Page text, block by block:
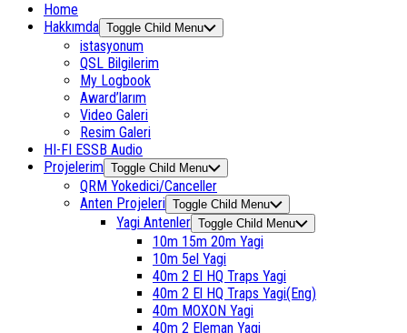
Home
Hakkımda Toggle Child Menu
istasyonum
QSL Bilgilerim
My Logbook
Award’larım
Video Galeri
Resim Galeri
HI-FI ESSB Audio
Projelerim Toggle Child Menu
QRM Yokedici/Canceller
Anten Projeleri Toggle Child Menu
Yagi Antenler Toggle Child Menu
10m 15m 20m Yagi
10m 5el Yagi
40m 2 El HQ Traps Yagi
40m 2 El HQ Traps Yagi(Eng)
40m MOXON Yagi
40m 2 Eleman Yagi